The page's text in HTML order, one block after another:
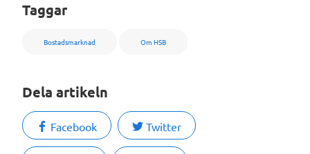
Taggar
Bostadsmarknad Om HSB
Dela artikeln
Facebook Twitter